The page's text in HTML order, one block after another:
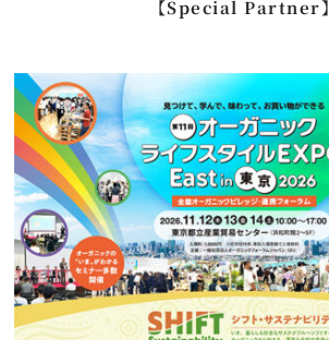
【Special Partner】